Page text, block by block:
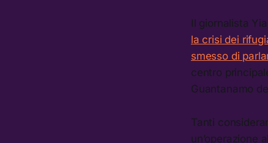
Il giornalista
la crisi dei
smesso di
centro
Guantanamo
Tanti
un’operazione